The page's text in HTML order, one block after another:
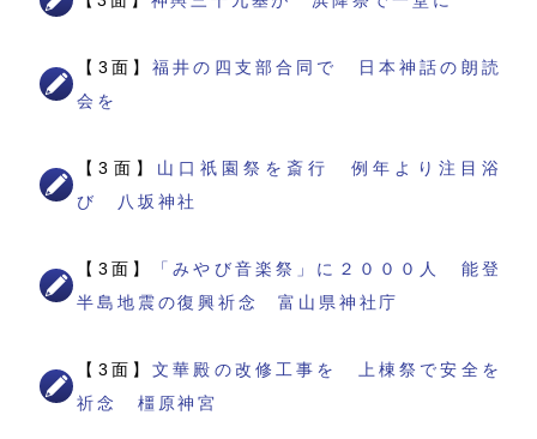
【3面】福井の四支部合同で 日本神話の朗読
会を
【3面】 山口祇園祭を斎行 例年より注目浴
び 八坂神社
【3面】
「みやび音楽祭」に２０００人 能登
半島地震の復興祈念 富山県神社庁
【3面】文華殿の改修工事を 上棟祭で安全を
祈念 橿原神宮